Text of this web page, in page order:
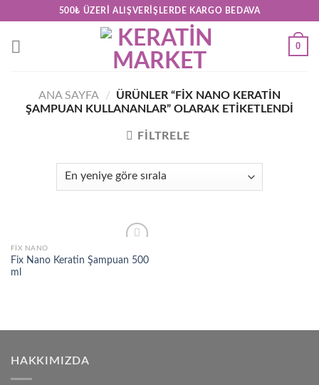
content
500₺ ÜZERI ALIŞVERIŞLERDE KARGO BEDAVA
0
ANA SAYFA /
ÜRÜNLER “FIX NANO KERATIN
ŞAMPUAN KULLANANLAR” OLARAK ETIKETLENDI
FILTRELE
Add to
wishlist
FIX NANO
Fix Nano Keratin Şampuan 500
ml
HAKKIMIZDA